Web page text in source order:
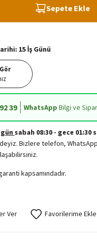
Sepete Ekle
15 İş Günü
39 WhatsApp Bilgi ve
sabah 08:30 - gece 01:30
Bizlere telefon,
kapsamındadır.
Ver